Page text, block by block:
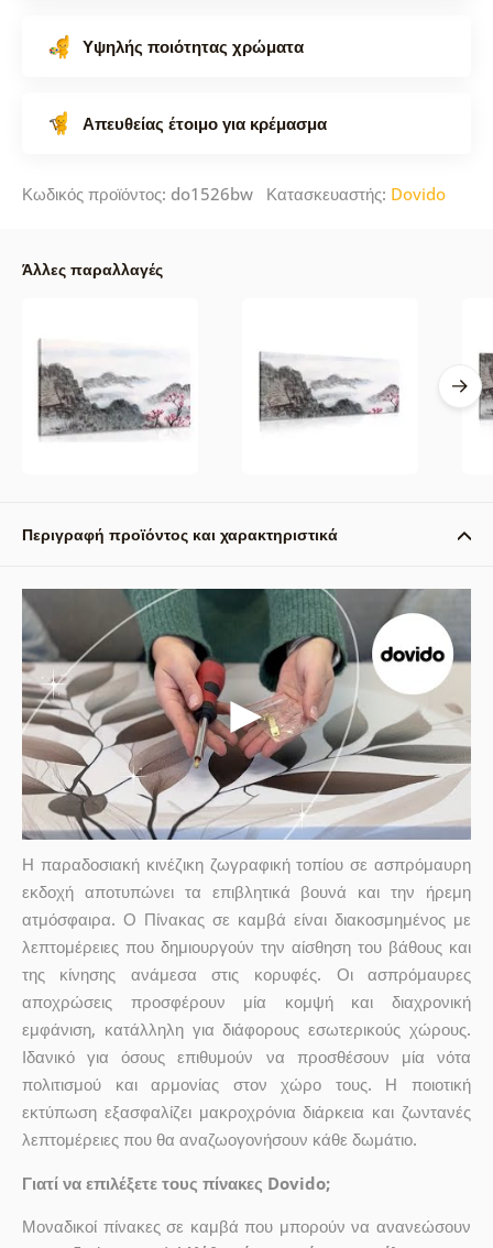
Υψηλής ποιότητας χρώματα
Απευθείας έτοιμο για κρέμασμα
Κωδικός προϊόντος: do1526bw Κατασκευαστής: Dovido
Άλλες παραλλαγές
Περιγραφή προϊόντος και χαρακτηριστικά
Η παραδοσιακή κινέζικη ζωγραφική τοπίου σε ασπρόμαυρη
εκδοχή αποτυπώνει τα επιβλητικά βουνά και την ήρεμη
ατμόσφαιρα. Ο Πίνακας σε καμβά είναι διακοσμημένος με
λεπτομέρειες που δημιουργούν την αίσθηση του βάθους και
της κίνησης ανάμεσα στις κορυφές. Οι ασπρόμαυρες
αποχρώσεις προσφέρουν μία κομψή και διαχρονική
εμφάνιση, κατάλληλη για διάφορους εσωτερικούς χώρους.
Ιδανικό για όσους επιθυμούν να προσθέσουν μία νότα
πολιτισμού και αρμονίας στον χώρο τους. Η ποιοτική
εκτύπωση εξασφαλίζει μακροχρόνια διάρκεια και ζωντανές
λεπτομέρειες που θα αναζωογονήσουν κάθε δωμάτιο.
Γιατί να επιλέξετε τους πίνακες Dovido;
Μοναδικοί πίνακες σε καμβά που μπορούν να ανανεώσουν